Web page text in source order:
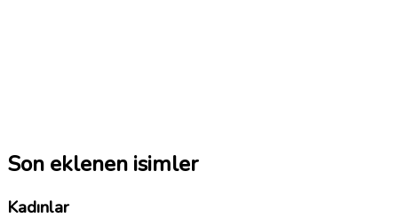
Son eklenen isimler
Kadınlar